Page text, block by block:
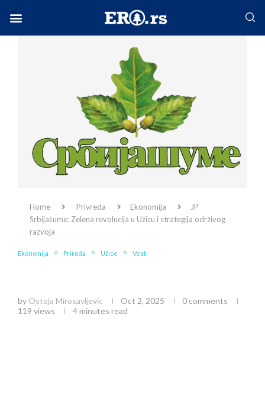
Home Privreda Ekonomija
JP
Srbijašume: Zelena revolucija u Užicu i strategija održivog
razvoja
Ekonomija Priroda Užice Vesti
by Ostoja Mirosavljevic Oct 2, 2025
0 comments
119 views 4 minutes read